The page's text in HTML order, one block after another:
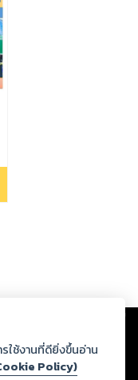
กฏว่าละเมิดสิทธิใน
ละศีลธรรม ดังนั้น ผู้อ่าน
อง และหากท่านพบว่าส่วน
ใช้งานที่ดียิ่งขึ้นอ่าน
Policy)